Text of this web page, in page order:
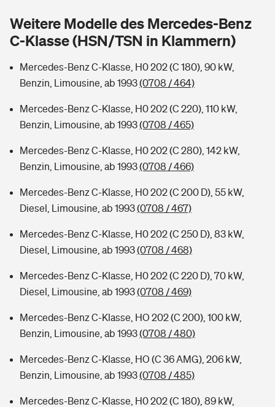
Hochwasser-Check: Wie gefährdet ist Ihr Haus?
Wer versichert was: Jetzt Versicherer finden
Private Cyberversicherung
Musikinstrumentenversicherung
Typklassen: So ist Ihr Auto eingestuft
Sie haben Fragen?
Rentenrechner: Wie viel Geld bekomme ich im Alter?
Weitere Modelle des Mercedes-Benz
C-Klasse (HSN/TSN in Klammern)
Mercedes-Benz C-Klasse, H0 202 (C 180), 90 kW,
Benzin, Limousine, ab 1993(0708 / 464)
Mercedes-Benz C-Klasse, H0 202 (C 220), 110 kW,
Benzin, Limousine, ab 1993(0708 / 465)
Mercedes-Benz C-Klasse, H0 202 (C 280), 142 kW,
Benzin, Limousine, ab 1993(0708 / 466)
Mercedes-Benz C-Klasse, H0 202 (C 200 D), 55 kW,
Diesel, Limousine, ab 1993(0708 / 467)
Mercedes-Benz C-Klasse, H0 202 (C 250 D), 83 kW,
Diesel, Limousine, ab 1993(0708 / 468)
Mercedes-Benz C-Klasse, H0 202 (C 220 D), 70 kW,
Diesel, Limousine, ab 1993(0708 / 469)
Mercedes-Benz C-Klasse, HO 202 (C 200), 100 kW,
Benzin, Limousine, ab 1993(0708 / 480)
Mercedes-Benz C-Klasse, HO (C 36 AMG), 206 kW,
Benzin, Limousine, ab 1993(0708 / 485)
Mercedes-Benz C-Klasse, H0 202 (C 180), 89 kW,